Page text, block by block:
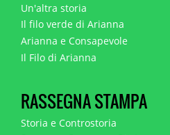
Un'altra storia
Il filo verde di Arianna
Arianna e Consapevole
Il Filo di Arianna
RASSEGNA STAMPA
Storia e Controstoria